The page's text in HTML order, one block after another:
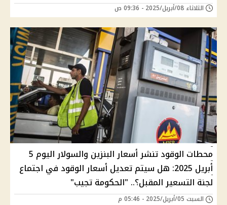
الثلاثاء 08/أبريل/2025 - 09:36 ص
محطات الوقود تنشر أسعار البنزين والسولار اليوم 5
أبريل 2025: هل سيتم تعديل أسعار الوقود في اجتماع
لجنة التسعير المقبل؟.. "الحكومة تجيب"
السبت 05/أبريل/2025 - 05:46 م